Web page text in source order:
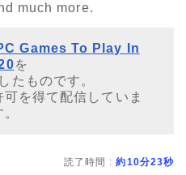
much more.
Games To Play In
を
たものです。
を得て配信していま
読了時間 :約10分23秒